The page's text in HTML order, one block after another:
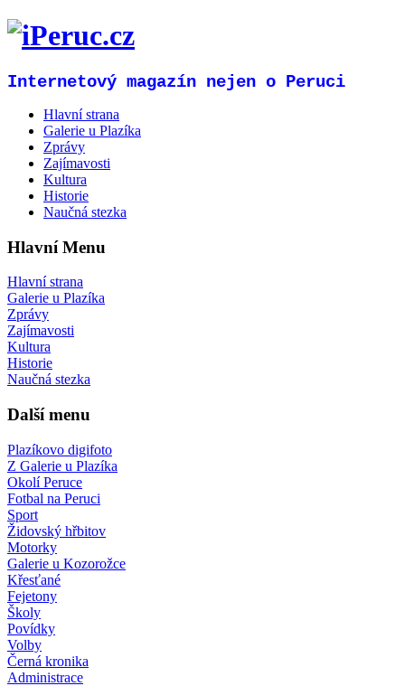
Internetový magazín nejen o Peruci
Hlavní strana
Galerie u Plazíka
Zprávy
Zajímavosti
Kultura
Historie
Naučná stezka
Hlavní Menu
Hlavní strana
Galerie u Plazíka
Zprávy
Zajímavosti
Kultura
Historie
Naučná stezka
Další menu
Plazíkovo digifoto
Z Galerie u Plazíka
Okolí Peruce
Fotbal na Peruci
Sport
Židovský hřbitov
Motorky
Galerie u Kozorožce
Křesťané
Fejetony
Školy
Povídky
Volby
Černá kronika
Administrace